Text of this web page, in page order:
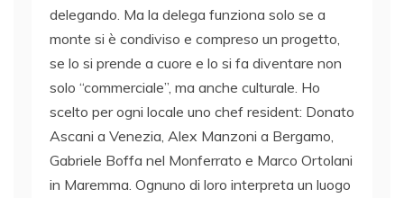
delegando. Ma la delega funziona solo se a
monte si è condiviso e compreso un progetto,
se lo si prende a cuore e lo si fa diventare non
solo “commerciale”, ma anche culturale. Ho
scelto per ogni locale uno chef resident: Donato
Ascani a Venezia, Alex Manzoni a Bergamo,
Gabriele Boffa nel Monferrato e Marco Ortolani
in Maremma. Ognuno di loro interpreta un luogo